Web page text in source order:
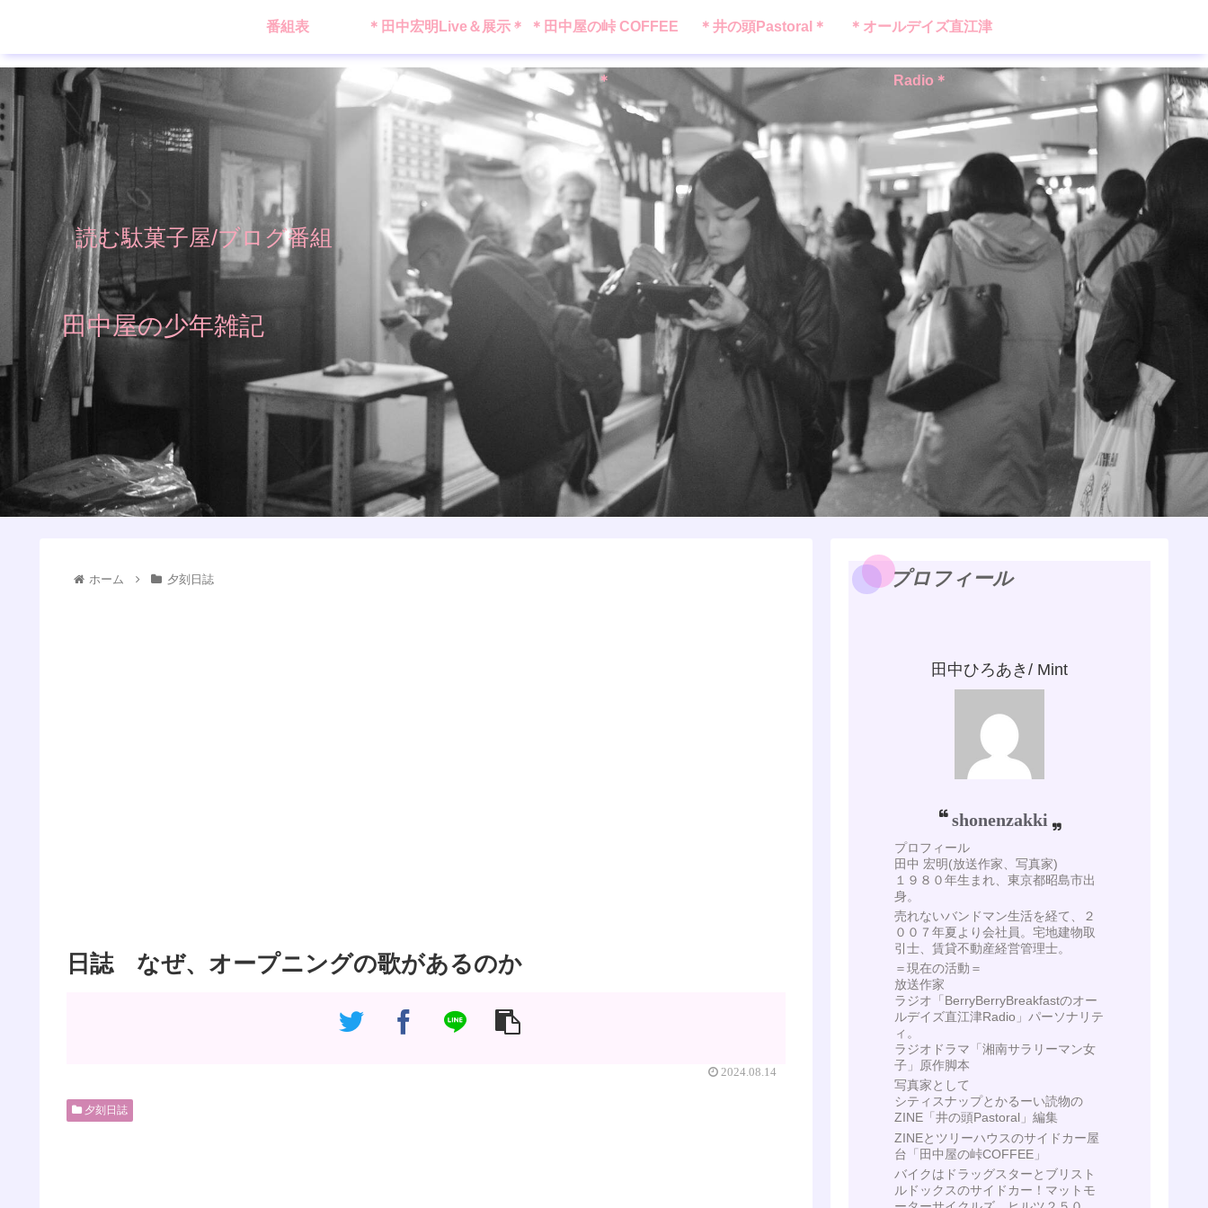
読む駄菓子屋/ブログ番組
田中屋の少年雑記
番組表 ＊田中宏明Live＆展示＊ ＊田中屋の峠 COFFEE
＊
＊井の頭Pastoral＊ ＊オールデイズ直江津
Radio＊
ホーム 夕刻日誌
日誌 なぜ、オープニングの歌があるのか
2024.08.14
夕刻日誌
プロフィール
田中ひろあき/ Mint
shonenzakki
プロフィール
田中 宏明(放送作家、写真家)
１９８０年生まれ、東京都昭島市出
身。
売れないバンドマン生活を経て、２
００７年夏より会社員。宅地建物取
引士、賃貸不動産経営管理士。
＝現在の活動＝
放送作家
ラジオ「BerryBerryBreakfastのオー
ルデイズ直江津Radio」パーソナリテ
ィ。
ラジオドラマ「湘南サラリーマン女
子」原作脚本
写真家として
シティスナップとかるーい読物の
ZINE「井の頭Pastoral」編集
ZINEとツリーハウスのサイドカー屋
台「田中屋の峠COFFEE」
バイクはドラッグスターとブリスト
ルドックスのサイドカー！マットモ